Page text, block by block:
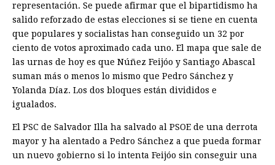
representación. Se puede afirmar que el bipartidismo ha
salido reforzado de estas elecciones si se tiene en cuenta
que populares y socialistas han conseguido un 32 por
ciento de votos aproximado cada uno. El mapa que sale de
las urnas de hoy es que Núñez Feijóo y Santiago Abascal
suman más o menos lo mismo que Pedro Sánchez y
Yolanda Díaz. Los dos bloques están divididos e
igualados.
El PSC de Salvador Illa ha salvado al PSOE de una derrota
mayor y ha alentado a Pedro Sánchez a que pueda formar
un nuevo gobierno si lo intenta Feijóo sin conseguir una